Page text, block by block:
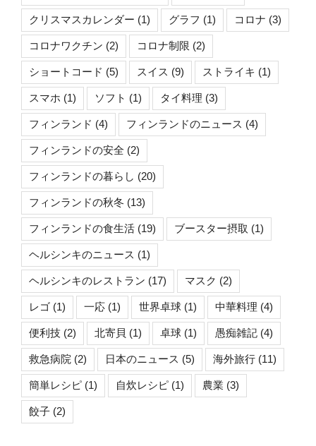
クリスマスカレンダー (1) グラフ (1) コロナ (3)
コロナワクチン (2) コロナ制限 (2)
ショートコード (5) スイス (9) ストライキ (1)
スマホ (1) ソフト (1) タイ料理 (3)
フィンランド (4) フィンランドのニュース (4)
フィンランドの安全 (2)
フィンランドの暮らし (20)
フィンランドの秋冬 (13)
フィンランドの食生活 (19) ブースター摂取 (1)
ヘルシンキのニュース (1)
ヘルシンキのレストラン (17) マスク (2)
レゴ (1) 一応 (1) 世界卓球 (1) 中華料理 (4)
便利技 (2) 北寄貝 (1) 卓球 (1) 愚痴雑記 (4)
救急病院 (2) 日本のニュース (5) 海外旅行 (11)
簡単レシピ (1) 自炊レシピ (1) 農業 (3)
餃子 (2)